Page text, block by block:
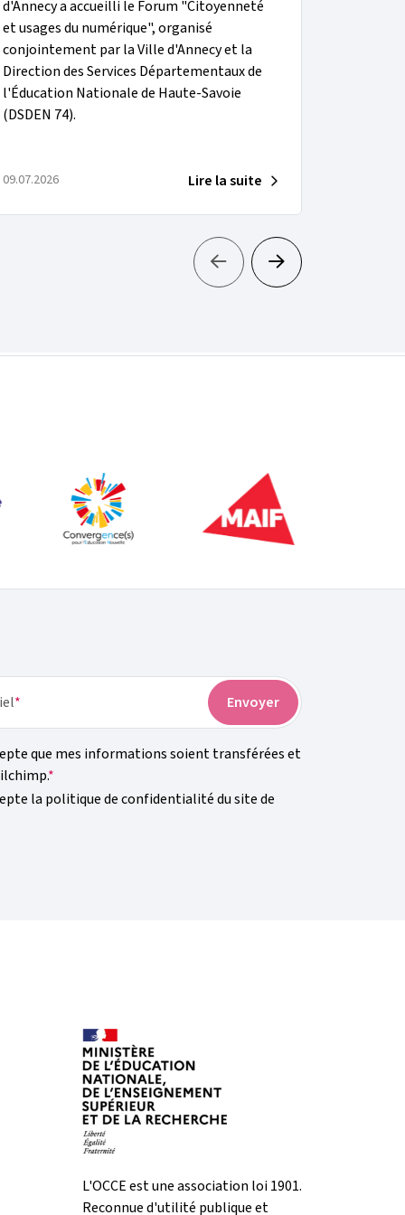
d'Annecy a accueilli le Forum "Citoyenneté
et usages du numérique", organisé
conjointement par la Ville d'Annecy et la
Direction des Services Départementaux de
l'Éducation Nationale de Haute-Savoie
(DSDEN 74).
09.07.2026 Lire la suite
que mes informations soient transférées et
la politique de confidentialité du site de
L'OCCE est une association loi 1901.
Reconnue d'utilité publique et